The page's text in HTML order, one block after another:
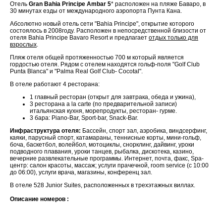
Отель Gran Bahia Principe Ambar 5* расположен на пляже Баваро, в
30 минутах езды от международного аэропорта Пунта Кана.
Абсолютно новый отель сети "Bahia Principe", открытие которого
состоялось в 2008году. Расположен в непосредственной близости от
отеля Bahia Principe Bavaro Resort и предлагает отдых только для
взрослых.
Пляж отеля общей протяженностью 700 м который является
гордостью отеля. Рядом с отелем находятся гольф-поля "Golf Club
Punta Blanca" и "Palma Real Golf Club- Cocotal".
В отеле работают 4 ресторана:
1 главный ресторан (открыт для завтрака, обеда и ужина),
3 ресторана a la carte (по предварительной записи)
итальянская кухня, морепродукты, ресторан- гурме.
3 бара: Piano-Bar, Sport-bar, Snack-Bar.
Инфраструктура отеля: Бассейн, спорт зал, аэробика, виндсерфинг,
каяки, парусный спорт, катамараны, теннисные корты, мини-гольф,
боча, баскетбол, волейбол, мотоциклы, снорклинг, дайвинг, уроки
подводного плавания, уроки танцев, рыбалка, дискотека, казино,
вечерние развлекательные программы. Интернет, почта, факс, Spa-
центр: салон красоты, массаж; услуги прачечной, room service (с 10:00
до 06:00), услуги врача, магазины, конференц зал.
В отеле 528 Junior Suites, расположенных в трехэтажных виллах.
Описание номеров :